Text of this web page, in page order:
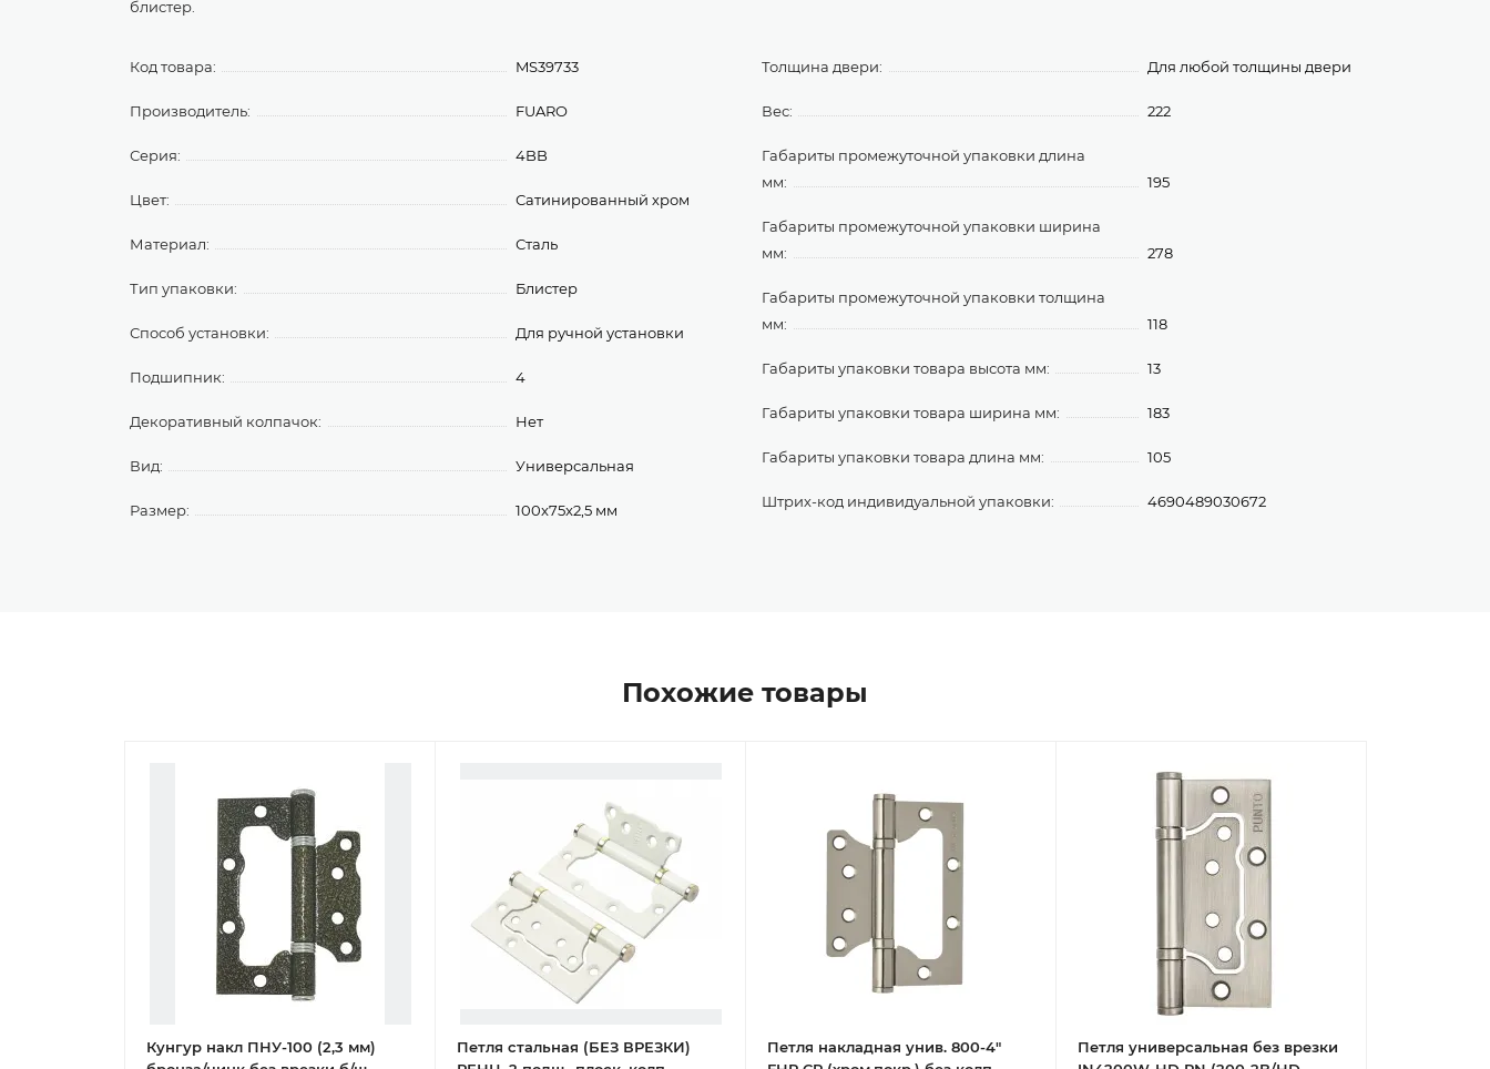
блистер.
Код товара: MS39733
Производитель: FUARO
Серия: 4BB
Цвет: Сатинированный хром
Материал: Сталь
Тип упаковки: Блистер
Способ установки: Для ручной установки
Подшипник: 4
Декоративный колпачок: Нет
Вид: Универсальная
Размер: 100x75x2,5 мм
Толщина двери: Для любой толщины двери
Вес: 222
Габариты промежуточной упаковки длина
мм:
195
Габариты промежуточной упаковки ширина
мм:
278
Габариты промежуточной упаковки толщина
мм:
118
Габариты упаковки товара высота мм: 13
Габариты упаковки товара ширина мм: 183
Габариты упаковки товара длина мм: 105
Штрих-код индивидуальной упаковки: 4690489030672
Похожие товары
Кунгур накл ПНУ-100 (2,3 мм)
Петля стальная (БЕЗ ВРЕЗКИ)
Петля накладная унив. 800-4"
Петля универсальная без врезки